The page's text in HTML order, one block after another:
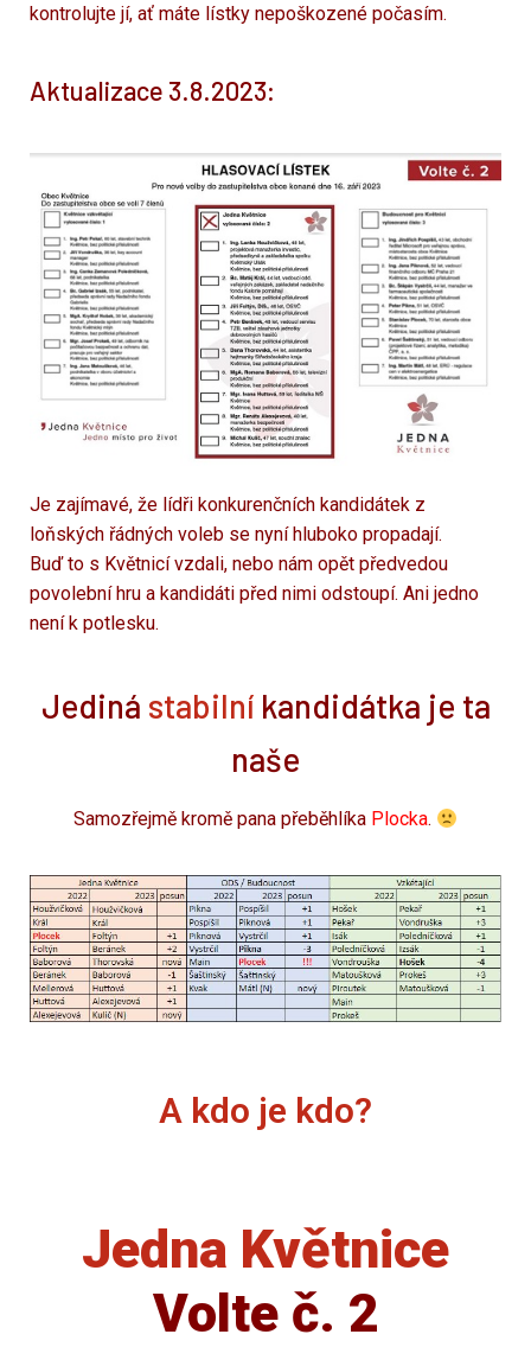
kontrolujte jí, ať máte lístky nepoškozené počasím.
Aktualizace 3.8.2023:
Je zajímavé, že lídři konkurenčních kandidátek z
loňských řádných voleb se nyní hluboko propadají.
Buď to s Květnicí vzdali, nebo nám opět předvedou
povolební hru a kandidáti před nimi odstoupí. Ani jedno
není k potlesku.
Jediná stabilníkandidátka je ta
naše
Samozřejmě kromě pana přeběhlíka Plocka.
A kdo je kdo?
Jedna Květnice
Volte č. 2